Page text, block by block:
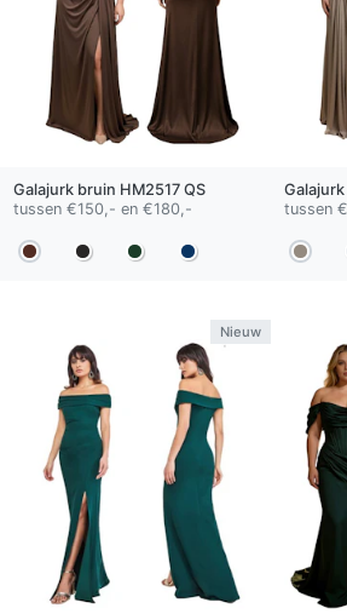
Galajurk bruin HM2517 QS
tussen €150,- en €180,-
Galajurk
tussen
Nieuw